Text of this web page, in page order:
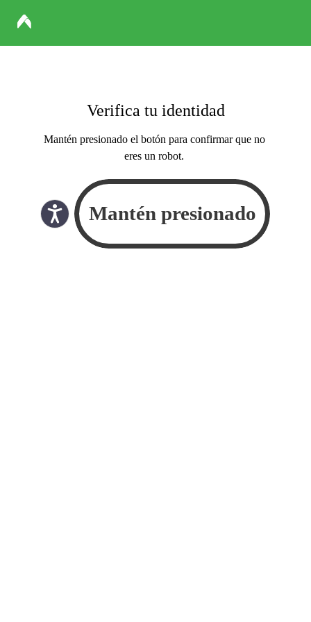
Verifica tu identidad
Mantén presionado el botón para confirmar que no
eres un robot.